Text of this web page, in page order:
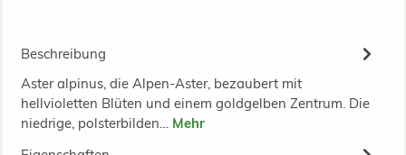
Beschreibung
Aster alpinus, die Alpen-Aster, bezaubert mit
hellvioletten Blüten und einem goldgelben Zentrum. Die
niedrige, polsterbilden… Mehr